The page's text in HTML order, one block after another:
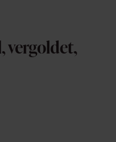
vergoldet,